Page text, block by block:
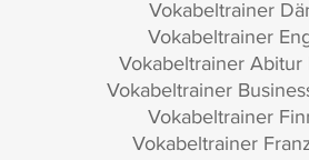
Vokabeltrainer
Vokabeltrainer
Vokabeltrainer Abitur
Vokabeltrainer
Vokabeltrainer
Vokabeltrainer